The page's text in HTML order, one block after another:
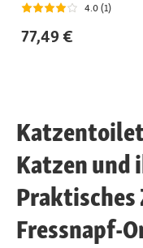
4.0 (1)
77,49 €
Katzen und
Praktisches
Fressnapf-